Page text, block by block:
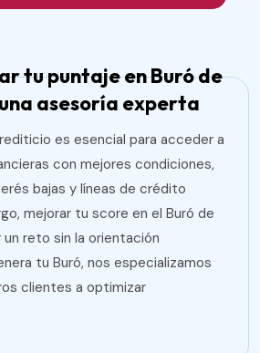
tu puntaje en Buró de
asesoría experta
es esencial para acceder a
con mejores condiciones,
bajas y líneas de crédito
mejorar tu score en el Buró de
reto sin la orientación
tu Buró, nos especializamos
clientes a optimizar